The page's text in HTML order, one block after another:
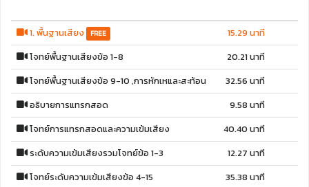
1. พื้นฐานเสียง FREE
15.29 นาที
โจทย์พื้นฐานเสียงข้อ 1-8
20.21 นาที
โจทย์พื้นฐานเสียงข้อ 9-10 ,การหักเหและสะท้อน
32.56 นาที
อธิบายการแทรกสอด
9.58 นาที
โจทย์การแทรกสอดและความเข้มเสียง
40.40 นาที
ระดับความเข้มเสียงรวมโจทย์ข้อ 1-3
12.27 นาที
โจทย์ระดับความเข้มเสียงข้อ 4-15
35.38 นาที